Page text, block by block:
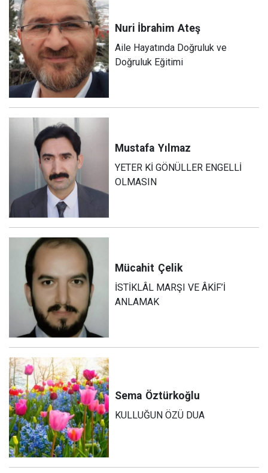
Nuri İbrahim Ateş
Aile Hayatında Doğruluk ve
Doğruluk Eğitimi
Mustafa Yılmaz
YETER Kİ GÖNÜLLER ENGELLİ
OLMASIN
Mücahit Çelik
İSTİKLÂL MARŞI VE ÂKİF’İ
ANLAMAK
Sema Öztürkoğlu
KULLUĞUN ÖZÜ DUA